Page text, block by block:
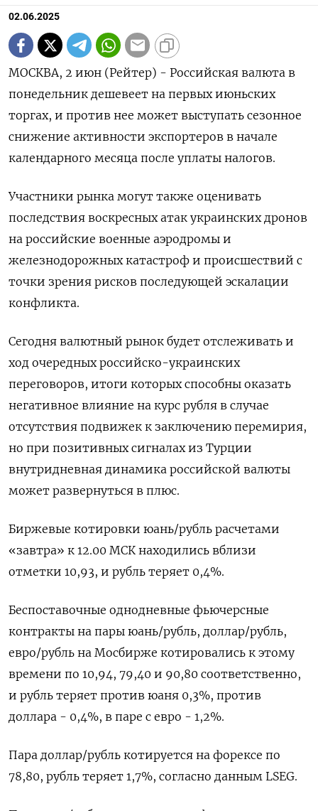
02.06.2025
МОСКВА, 2 июн (Рейтер) - Российская валюта в
понедельник дешевеет на первых июньских
торгах, и против нее может выступать сезонное
снижение активности экспортеров в начале
календарного месяца после уплаты налогов.
Участники рынка могут также оценивать
последствия воскресных атак украинских дронов
на российские военные аэродромы и
железнодорожных катастроф и происшествий с
точки зрения рисков последующей эскалации
конфликта.
Сегодня валютный рынок будет отслеживать и
ход очередных российско-украинских
переговоров, итоги которых способны оказать
негативное влияние на курс рубля в случае
отсутствия подвижек к заключению перемирия,
но при позитивных сигналах из Турции
внутридневная динамика российской валюты
может развернуться в плюс.
Биржевые котировки юань/рубль расчетами
«завтра» к 12.00 МСК находились вблизи
отметки 10,93, и рубль теряет 0,4%.
Беспоставочные однодневные фьючерсные
контракты на пары юань/рубль, доллар/рубль,
евро/рубль на Мосбирже котировались к этому
времени по 10,94, 79,40 и 90,80 соответственно,
и рубль теряет против юаня 0,3%, против
доллара - 0,4%, в паре с евро - 1,2%.
Пара доллар/рубль котируется на форексе по
78,80, рубль теряет 1,7%, согласно данным LSEG.